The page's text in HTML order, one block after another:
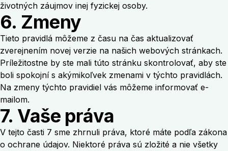
životných záujmov inej fyzickej osoby.
6. Zmeny
Tieto pravidlá môžeme z času na čas aktualizovať
zverejnením novej verzie na našich webových stránkach.
Príležitostne by ste mali túto stránku skontrolovať, aby ste
boli spokojní s akýmikoľvek zmenami v týchto pravidlách.
Na zmeny týchto pravidiel vás môžeme informovať e-
mailom.
7. Vaše práva
V tejto časti 7 sme zhrnuli práva, ktoré máte podľa zákona
o ochrane údajov. Niektoré práva sú zložité a nie všetky